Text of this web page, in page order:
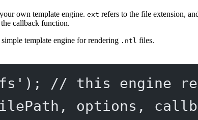
own template engine. ext refers to the file extension,
callback function.
template engine for rendering .ntl files.
);
// this engine
, options ,